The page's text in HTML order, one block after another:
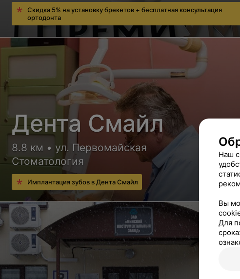
Скидка 5% на установку брекетов + бесплатная консультация
ортодонта
Дента Смайл
8.8 км • ул. Первомайская
Стоматология
Имплантация зубов в Дента Смайл
Наш
Вы
Для